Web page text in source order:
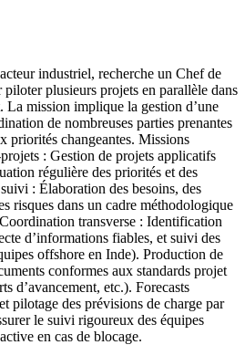
industriel, recherche un Chef de
plusieurs projets en parallèle dans
La mission implique la gestion d’une
de nombreuses parties prenantes
priorités changeantes. Missions
: Gestion de projets applicatifs
régulière des priorités et des
: Élaboration des besoins, des
risques dans un cadre méthodologique
transverse : Identification
d’informations fiables, et suivi des
offshore en Inde). Production de
conformes aux standards projet
d’avancement, etc.). Forecasts
pilotage des prévisions de charge par
le suivi rigoureux des équipes
en cas de blocage.